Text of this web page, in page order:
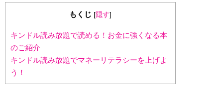
もくじ [隠す]
キンドル読み放題で読める！お金に強くなる本
のご紹介
キンドル読み放題でマネーリテラシーを上げよ
う！